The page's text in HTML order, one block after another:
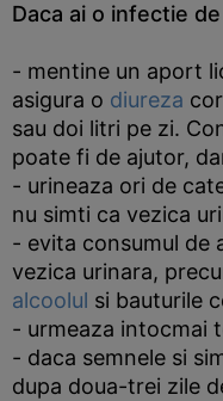
Daca ai o infectie
- mentine un aport
asigura o diureza
sau doi litri pe zi.
poate fi de ajutor,
- urineaza ori de
nu simti ca vezica
- evita consumul de
vezica urinara,
alcoolul si bauturile
- urmeaza intocmai
- daca semnele si
dupa doua-trei zile